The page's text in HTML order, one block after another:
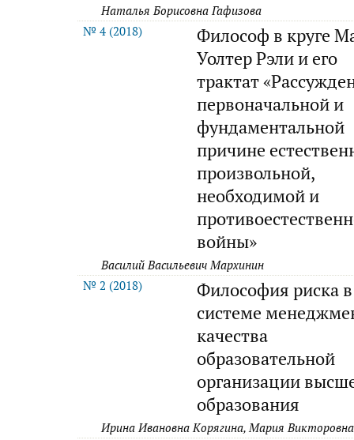
Наталья Борисовна Гафизова
№ 4 (2018)
Философ в круге
Уолтер Рэли и его
трактат
первоначальной и
фундаментальной
причине
произвольной,
необходимой и
войны»
Василий Васильевич Мархинин
№ 2 (2018)
Философия риска в
системе
качества
образовательной
организации
образования
Ирина Ивановна Корягина, Мария